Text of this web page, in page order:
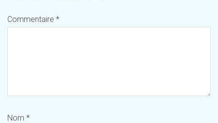
Commentaire *
Nom *